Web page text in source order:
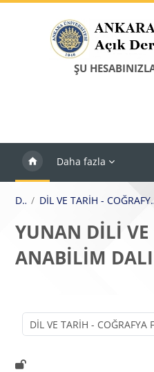
ŞU
Daha fazla
Dersler DİL VE TARİH - COĞRAFYA
YUNAN DİLİ VE
ANABİLİM DALI